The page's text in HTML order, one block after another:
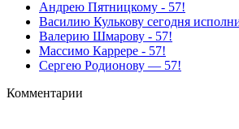
Андрею Пятницкому - 57!
Василию Кулькову сегодня
Валерию Шмарову - 57!
Массимо Каррере - 57!
Сергею Родионову — 57!
Комментарии